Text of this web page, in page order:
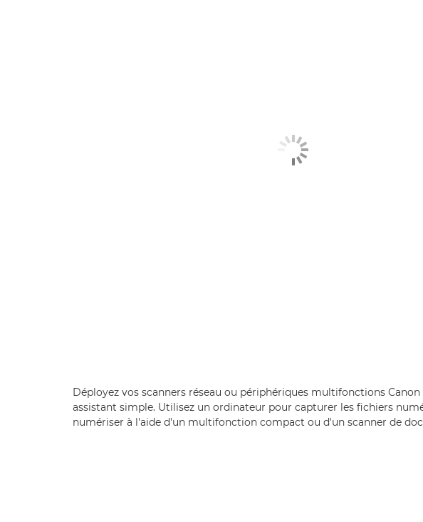
Déployez vos scanners réseau ou périphériques multifonctions Canon
assistant simple. Utilisez un ordinateur pour capturer les fichiers
numériser à l'aide d'un multifonction compact ou d'un scanner de